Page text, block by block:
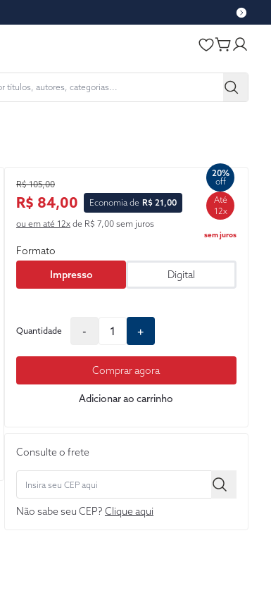
R$ 105,00
R$ 84,00 Economia de R$ 21,00
20%
off
Até
12x
sem juros
ou em até 12xde R$ 7,00 sem juros
Formato
Impresso
Digital
Quantidade - +
Comprar agora
Adicionar ao carrinho
Consulte o frete
Não sabe seu CEP? Clique aqui